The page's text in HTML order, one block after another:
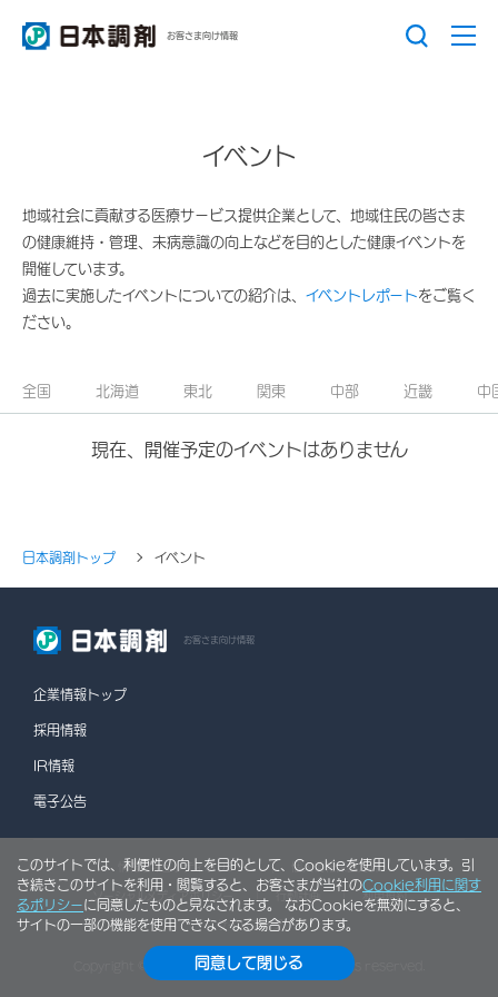
お客さま向け情報
イベント
地域社会に貢献する医療サービス提供企業として、地域住民の皆さま
の健康維持・管理、未病意識の向上などを目的とした健康イベントを
開催しています。
過去に実施したイベントについての紹介は、 イベントレポートをご覧く
ださい。
全国 北海道 東北 関東 中部 近畿 中
現在、開催予定のイベントはありません
日本調剤トップ イベント
お客さま向け情報
企業情報トップ
採用情報
IR情報
電子公告
情報セキュリティポリシー 個人情報保護方針
ソーシャルメディアポリシー 行動計画 利用規約
サイトマップ
Copyright © NIHON CHOUZAI Co., Ltd. All rights reserved.
このサイトでは、利便性の向上を目的として、Cookieを使用しています。引
き続きこのサイトを利用・閲覧すると、お客さまが当社のCookie利用に関す
るポリシーに同意したものと見なされます。 なおCookieを無効にすると、
サイトの一部の機能を使用できなくなる場合があります。
同意して閉じる